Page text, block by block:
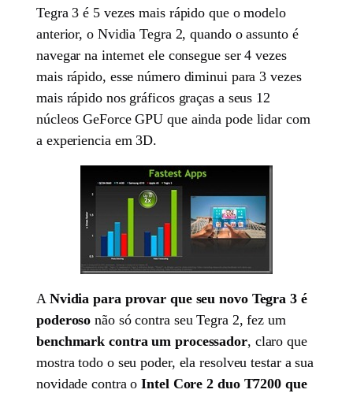
Tegra 3 é 5 vezes mais rápido que o modelo
anterior, o Nvidia Tegra 2, quando o assunto é
navegar na internet ele consegue ser 4 vezes
mais rápido, esse número diminui para 3 vezes
mais rápido nos gráficos graças a seus 12
núcleos GeForce GPU que ainda pode lidar com
a experiencia em 3D.
A Nvidia para provar que seu novo Tegra 3 é
poderoso não só contra seu Tegra 2, fez um
benchmark contra um processador, claro que
mostra todo o seu poder, ela resolveu testar a sua
novidade contra oIntel Core 2 duo T7200 que